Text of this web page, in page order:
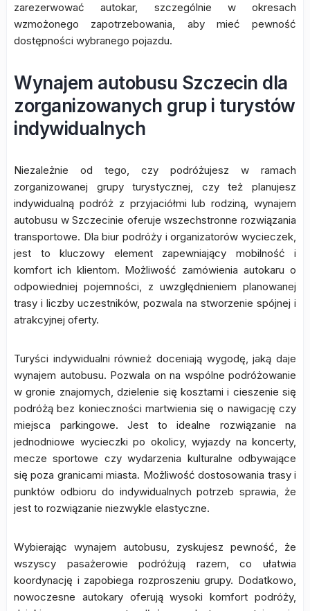
zarezerwować autokar, szczególnie w okresach
wzmożonego zapotrzebowania, aby mieć pewność
dostępności wybranego pojazdu.
Wynajem autobusu Szczecin dla
zorganizowanych grup i turystów
indywidualnych
Niezależnie od tego, czy podróżujesz w ramach
zorganizowanej grupy turystycznej, czy też planujesz
indywidualną podróż z przyjaciółmi lub rodziną, wynajem
autobusu w Szczecinie oferuje wszechstronne rozwiązania
transportowe. Dla biur podróży i organizatorów wycieczek,
jest to kluczowy element zapewniający mobilność i
komfort ich klientom. Możliwość zamówienia autokaru o
odpowiedniej pojemności, z uwzględnieniem planowanej
trasy i liczby uczestników, pozwala na stworzenie spójnej i
atrakcyjnej oferty.
Turyści indywidualni również doceniają wygodę, jaką daje
wynajem autobusu. Pozwala on na wspólne podróżowanie
w gronie znajomych, dzielenie się kosztami i cieszenie się
podróżą bez konieczności martwienia się o nawigację czy
miejsca parkingowe. Jest to idealne rozwiązanie na
jednodniowe wycieczki po okolicy, wyjazdy na koncerty,
mecze sportowe czy wydarzenia kulturalne odbywające
się poza granicami miasta. Możliwość dostosowania trasy i
punktów odbioru do indywidualnych potrzeb sprawia, że
jest to rozwiązanie niezwykle elastyczne.
Wybierając wynajem autobusu, zyskujesz pewność, że
wszyscy pasażerowie podróżują razem, co ułatwia
koordynację i zapobiega rozproszeniu grupy. Dodatkowo,
nowoczesne autokary oferują wysoki komfort podróży,